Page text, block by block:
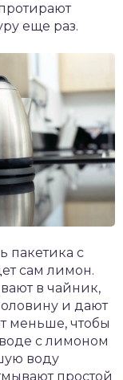
еще раз.
пакетика с
сам лимон.
в чайник,
и дают
меньше, чтобы
с лимоном
воду
простой